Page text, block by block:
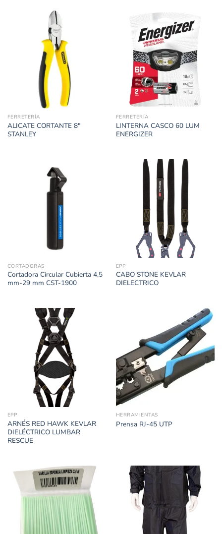
FERRETERÍA
ALICATE CORTANTE 8″
STANLEY
FERRETERÍA
LINTERNA CASCO 60 LUM
ENERGIZER
CORTADORAS
Cortadora Circular Cubierta 4,5
mm-29 mm CST-1900
EPP
CABO STONE KEVLAR
DIELECTRICO
EPP
ARNÉS RED HAWK KEVLAR
DIELÉCTRICO LUMBAR
RESCUE
HERRAMIENTAS
Prensa RJ-45 UTP